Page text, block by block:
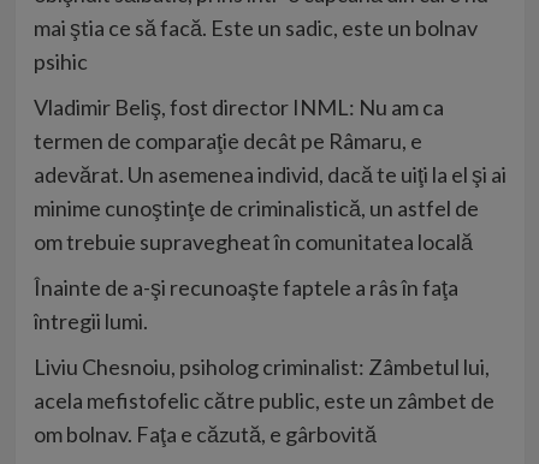
mai ştia ce să facă. Este un sadic, este un bolnav
psihic
Vladimir Beliş, fost director INML: Nu am ca
termen de comparaţie decât pe Râmaru, e
adevărat. Un asemenea individ, dacă te uiţi la el şi ai
minime cunoştinţe de criminalistică, un astfel de
om trebuie supravegheat în comunitatea locală
Înainte de a-şi recunoaşte faptele a râs în faţa
întregii lumi.
Liviu Chesnoiu, psiholog criminalist: Zâmbetul lui,
acela mefistofelic către public, este un zâmbet de
om bolnav. Faţa e căzută, e gârbovită